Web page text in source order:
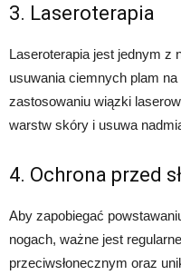
3. Laseroterapia
Laseroterapia jest jednym z
usuwania ciemnych plam
zastosowaniu wiązki
warstw skóry i usuwa
4. Ochrona przed
Aby zapobiegać
nogach, ważne jest
przeciwsłonecznym oraz